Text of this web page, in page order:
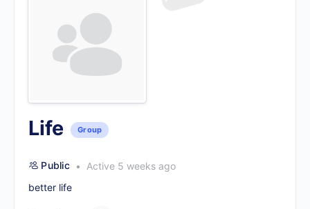
Life Group
Public
Active 5 weeks ago
better life